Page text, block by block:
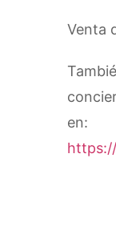
Venta
en: